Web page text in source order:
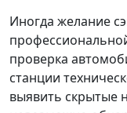
Иногда желание
проверка
станции
выявить скрытые